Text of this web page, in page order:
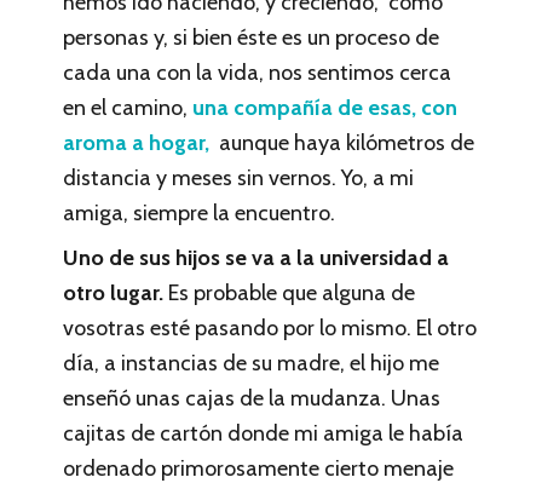
personas y, si bien éste es un proceso de
cada una con la vida, nos sentimos cerca
en el camino, una compañía de esas, con
aroma a hogar, aunque haya kilómetros de
distancia y meses sin vernos. Yo, a mi
amiga, siempre la encuentro.
Uno de sus hijos se va a la universidad a
otro lugar. Es probable que alguna de
vosotras esté pasando por lo mismo. El otro
día, a instancias de su madre, el hijo me
enseñó unas cajas de la mudanza. Unas
cajitas de cartón donde mi amiga le había
ordenado primorosamente cierto menaje